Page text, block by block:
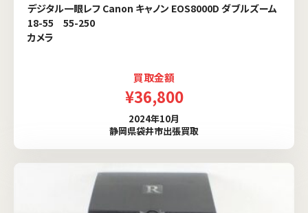
デジタル一眼レフ Canon キャノン EOS8000D ダブルズーム
18-55 55-250
カメラ
買取金額
¥36,800
2024年10月
静岡県袋井市出張買取